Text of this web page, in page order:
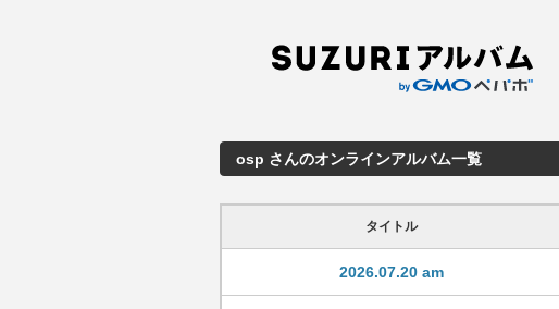
osp さんのオンラインアルバム一覧
タイトル
2026.07.20 am